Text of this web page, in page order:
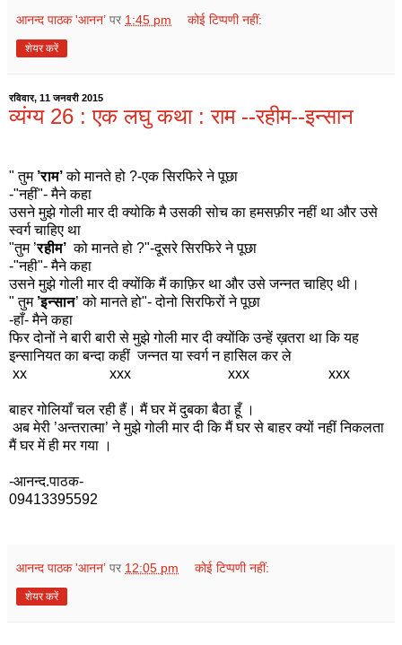
आनन्द पाठक 'आनन’ पर 1:45 pm कोई टिप्पणी नहीं:
शेयर करें
रविवार, 11 जनवरी 2015
व्यंग्य 26 : एक लघु कथा : राम --रहीम--इन्सान
" तुम ’राम’को मानते हो ?-एक सिरफिरे ने पूछा
-"नहीं"- मैने कहा
उसने मुझे गोली मार दी क्योकि मै उसकी सोच का हमसफ़ीर नहीं था और उसे
स्वर्ग चाहिए था
"तुम ’रहीम’ को मानते हो ?"-दूसरे सिरफिरे ने पूछा
-"नही"- मैने कहा
उसने मुझे गोली मार दी क्योंकि मैं काफ़िर था और उसे जन्नत चाहिए थी।
" तुम ’इन्सान’ को मानते हो"- दोनो सिरफिरों ने पूछा
-हाँ- मैने कहा
फिर दोनों ने बारी बारी से मुझे गोली मार दी क्योंकि उन्हें ख़तरा था कि यह
इन्सानियत का बन्दा कहीं जन्नत या स्वर्ग न हासिल कर ले
xx xxx xxx xxx
बाहर गोलियाँ चल रही हैं। मैं घर में दुबका बैठा हूँ ।
अब मेरी ’अन्तरात्मा’ ने मुझे गोली मार दी कि मैं घर से बाहर क्यों नहीं निकलता
मैं घर में ही मर गया ।
-आनन्द.पाठक-
09413395592
आनन्द पाठक 'आनन’ पर 12:05 pm कोई टिप्पणी नहीं:
शेयर करें